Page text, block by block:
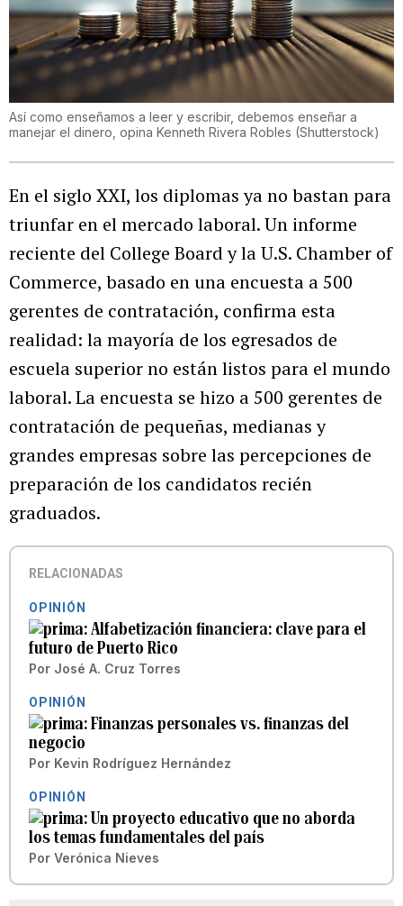
Así como enseñamos a leer y escribir, debemos enseñar a
manejar el dinero, opina Kenneth Rivera Robles (Shutterstock)
En el siglo XXI, los diplomas ya no bastan para
triunfar en el mercado laboral. Un informe
reciente del College Board y la U.S. Chamber of
Commerce, basado en una encuesta a 500
gerentes de contratación, confirma esta
realidad: la mayoría de los egresados de
escuela superior no están listos para el mundo
laboral. La encuesta se hizo a 500 gerentes de
contratación de pequeñas, medianas y
grandes empresas sobre las percepciones de
preparación de los candidatos recién
graduados.
RELACIONADAS
OPINIÓN
Alfabetización financiera: clave para el
futuro de Puerto Rico
Por José A. Cruz Torres
OPINIÓN
Finanzas personales vs. finanzas del
negocio
Por Kevin Rodríguez Hernández
OPINIÓN
Un proyecto educativo que no aborda
los temas fundamentales del país
Por Verónica Nieves